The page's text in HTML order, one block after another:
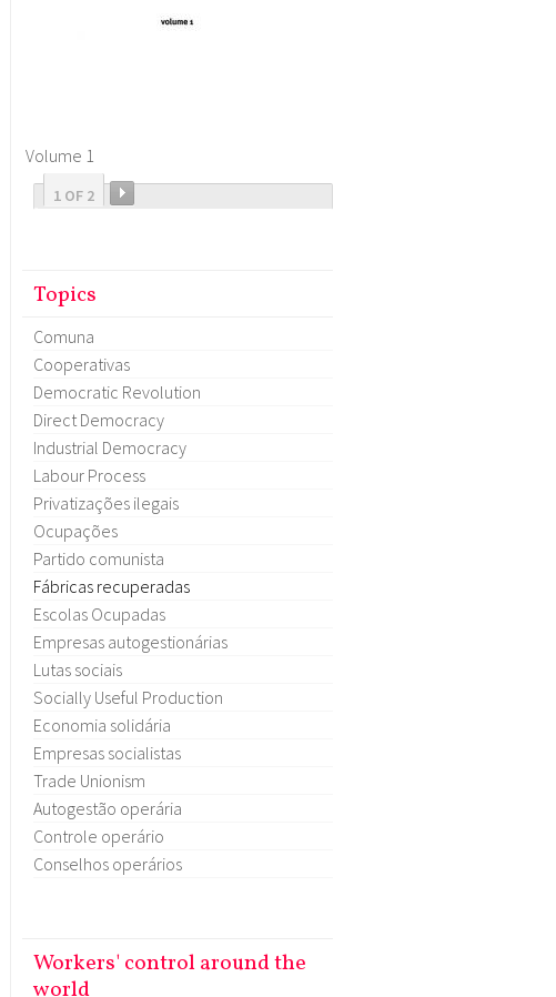
Volume 1
1 OF 2
Topics
Comuna
Cooperativas
Democratic Revolution
Direct Democracy
Industrial Democracy
Labour Process
Privatizações ilegais
Ocupações
Partido comunista
Fábricas recuperadas
Escolas Ocupadas
Empresas autogestionárias
Lutas sociais
Socially Useful Production
Economia solidária
Empresas socialistas
Trade Unionism
Autogestão operária
Controle operário
Conselhos operários
Workers' control around the
world